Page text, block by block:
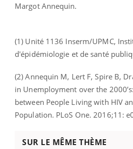
Margot Annequin.
(1) Unité 1136 Inserm/UPMC,
d'épidémiologie et de santé
(2) Annequin M, Lert F, Spire B,
in Unemployment over the
between People Living with HIV
Population. PLoS One. 2016;11:
SUR LE MÊME THÈME